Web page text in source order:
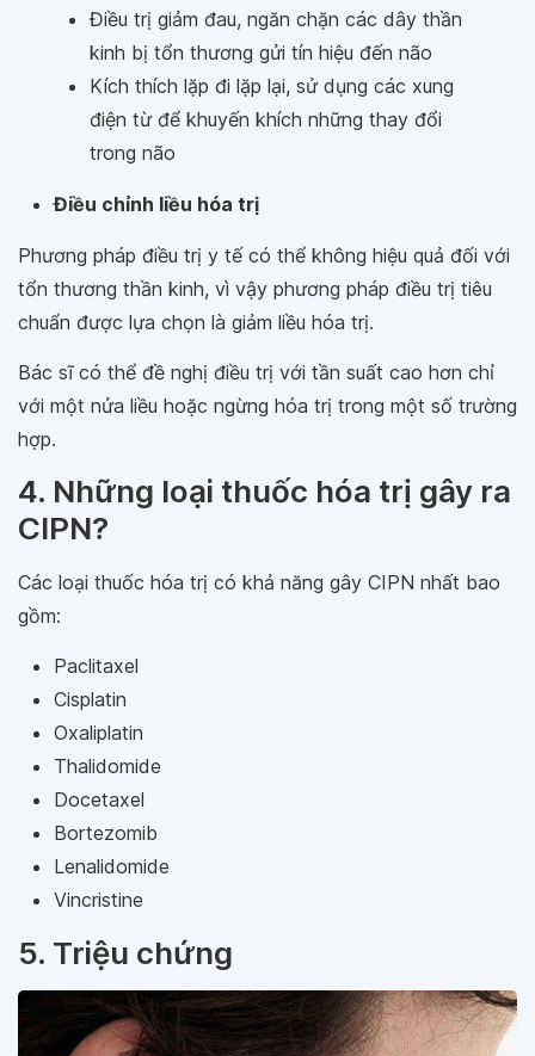
Điều trị giảm đau, ngăn chặn các dây thần
kinh bị tổn thương gửi tín hiệu đến não
Kích thích lặp đi lặp lại, sử dụng các xung
điện từ để khuyến khích những thay đổi
trong não
Điều chỉnh liều hóa trị
Phương pháp điều trị y tế có thể không hiệu quả đối với
tổn thương thần kinh, vì vậy phương pháp điều trị tiêu
chuẩn được lựa chọn là giảm liều hóa trị.
Bác sĩ có thể đề nghị điều trị với tần suất cao hơn chỉ
với một nửa liều hoặc ngừng hóa trị trong một số trường
hợp.
4. Những loại thuốc hóa trị gây ra
CIPN?
Các loại thuốc hóa trị có khả năng gây CIPN nhất bao
gồm:
Paclitaxel
Cisplatin
Oxaliplatin
Thalidomide
Docetaxel
Bortezomib
Lenalidomide
Vincristine
5. Triệu chứng